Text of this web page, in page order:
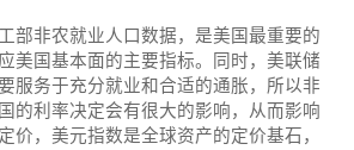
部非农就业人口数据，是美国最重要的
美国基本面的主要指标。同时，美联储
服务于充分就业和合适的通胀，所以非
的利率决定会有很大的影响，从而影响
价，美元指数是全球资产的定价基石，